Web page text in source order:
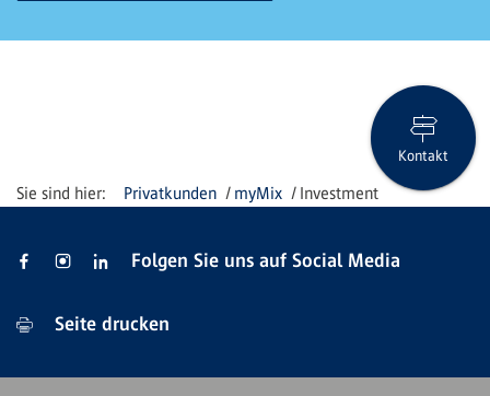
Privatkunden myMix Investment
Kontakt
Folgen Sie uns auf Social Media
Seite drucken